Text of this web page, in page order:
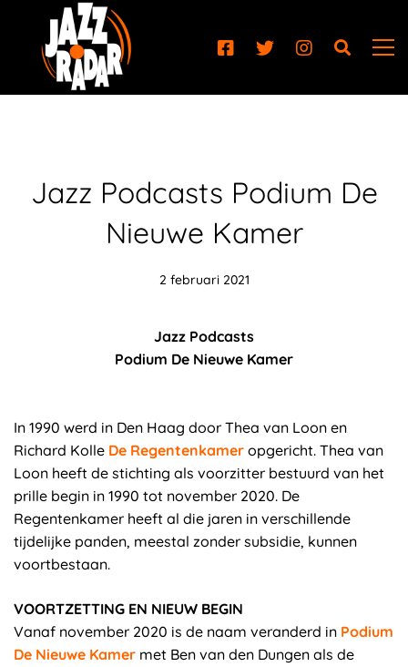
Jazz Podcasts Podium De
Nieuwe Kamer
2 februari 2021
Jazz Podcasts
Podium De Nieuwe Kamer
In 1990 werd in Den Haag door Thea van Loon en
Richard Kolle De Regentenkamer opgericht. Thea van
Loon heeft de stichting als voorzitter bestuurd van het
prille begin in 1990 tot november 2020. De
Regentenkamer heeft al die jaren in verschillende
tijdelijke panden, meestal zonder subsidie, kunnen
voortbestaan.
VOORTZETTING EN NIEUW BEGIN
Vanaf november 2020 is de naam veranderd in Podium
De Nieuwe Kamer met Ben van den Dungen als de